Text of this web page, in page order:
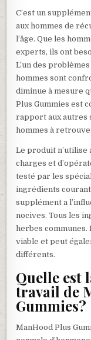
C’est un
aux hommes de
l’âge. Que les
experts, ils ont
L’un des
hommes sont
diminue à mesure
Plus Gummies est
rapport aux autres
hommes à
Le produit n’utilise
charges et
testé par les
ingrédients
supplément a
nocives. Tous les
herbes
viable et peut
différents.
Quelle est
travail de
Gummies?
ManHood Plus